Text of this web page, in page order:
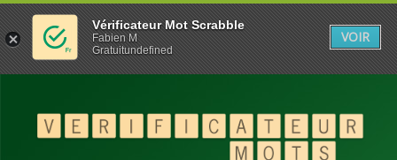
Vérificateur Mot Scrabble
Fabien M
Gratuitundefined
VOIR